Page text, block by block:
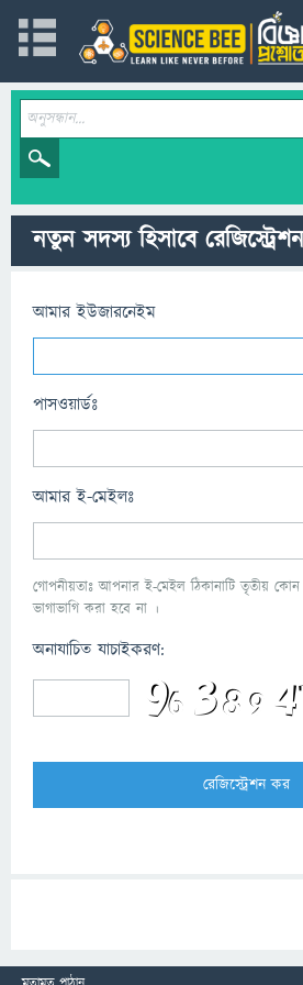
নতুন সদস্য হিসাবে
আমার ইউজারনেইম
পাসওয়ার্ডঃ
আমার ই-মেইলঃ
গোপনীয়তাঃ আপনার ই-মেইল ঠিকানাটি তৃতীয় কোন
ভাগাভাগি করা হবে না ।
অনাযাচিত যাচাইকরণ: